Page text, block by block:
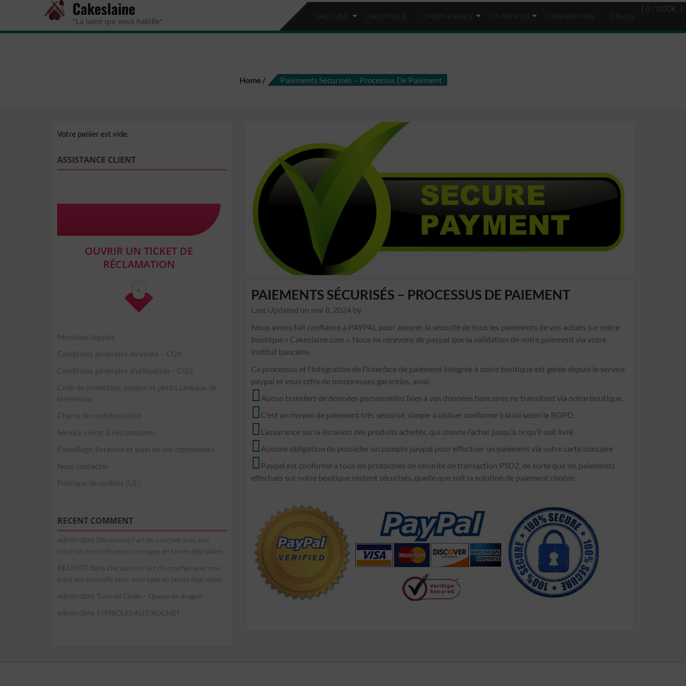
[ 0 / 0,00€ ]
Cakeslaine
"La laine qui vous habille"
Home Paiements Sécurisés – Processus De Paiement
PAIEMENTS SÉCURISÉS – PROCESSUS DE PAIEMENT
Last Updated on mai 8, 2024 by
Nous avons fait confiance à PAYPAL pour assurer la sécurité de tous les paiements de vos achats sur notre
boutique « Cakeslaine.com ». Nous ne recevons de paypal que la validation de votre paiement via votre
institut bancaire.
Ce processus et l’intégration de l’interface de paiement intégrée à notre boutique est gérée depuis le service
paypal et vous offre de nombreuses garanties, ainsi:
Aucun transfert de données personnelles liées à vos données bancaires ne transitent via notre boutique.
C’est un moyen de paiement très sécurisé, simple à utiliser conforme à la loi selon le RGPD.
L’assurance sur la livraison des produits achetés, qui couvre l’achat jusqu’à ce qu’il soit livré.
Aucune obligation de possèder un compte paypal pour effectuer un paiement via votre carte bancaire
Paypal est conforme à tous les protocoles de sécurité de transaction PSD2, de sorte que les paiements
effectués sur notre boutique restent sécurisés, quelle que soit la solution de paiement choisie.
Votre panier est vide.
ASSISTANCE CLIENT
OUVRIR UN TICKET DE
RÉCLAMATION
+
Mentions légales
Conditions générales de vente – CGV
Conditions générales d’utilisation – CGU
Code de promotion, coupon et petits cadeaux de
bienvenue
Charte de confidentialité
Service-client & réclamations
Emballage, livraison et suivi de vos commandes
Nous contacter
Politique de cookies (UE)
RECENT COMMENT
admin dans Découvrez l’art du crochet avec nos
tutoriels exclusifs pour ouvrages en laines dégradées
BEUDOT dans Découvrez l’art du crochet avec nos
tutoriels exclusifs pour ouvrages en laines dégradées
admin dans Tutoriel Châle – Queue de dragon
admin dans SYMBOLES AU CROCHET